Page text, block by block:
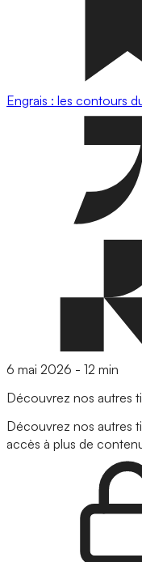
Engrais : les contours
6 mai 2026 - 12 min
Découvrez nos autres
Découvrez nos autres
accès à plus de